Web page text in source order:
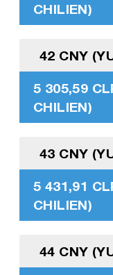
CHILIEN)
42 CNY
5 305,59
CHILIEN)
43 CNY
5 431,91
CHILIEN)
44 CNY